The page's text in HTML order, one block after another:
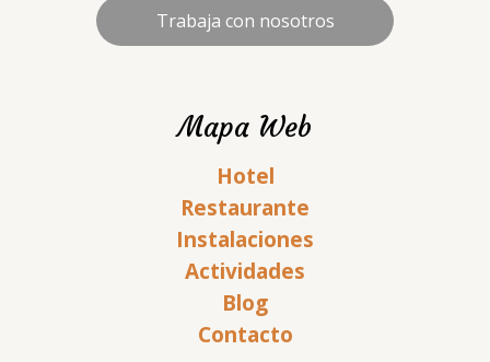
Trabaja con nosotros
Mapa Web
Hotel
Restaurante
Instalaciones
Actividades
Blog
Contacto